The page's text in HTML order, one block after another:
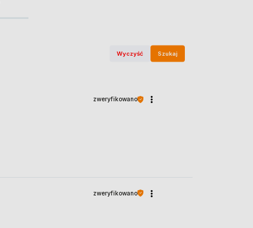
Wyczyść Szukaj
zweryfikowano
zweryfikowano